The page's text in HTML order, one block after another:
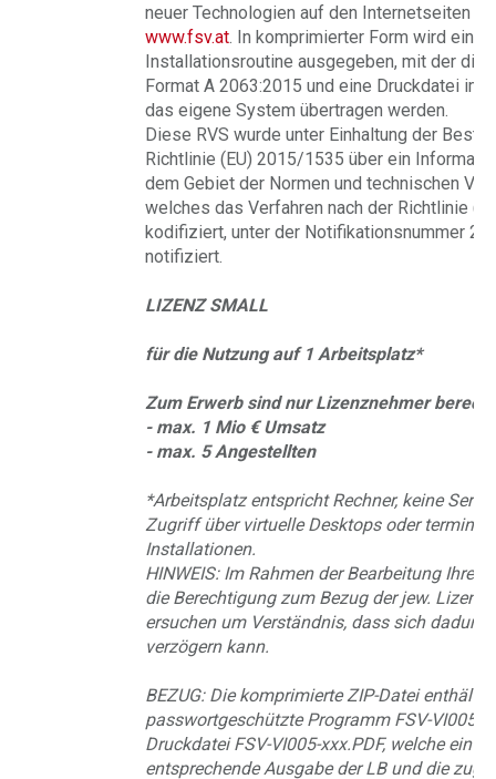
neuer Technologien auf den Internetseiten
www.fsv.at. In komprimierter Form wird eine
Installationsroutine ausgegeben, mit der die
Format A 2063:2015 und eine Druckdatei im
das eigene System übertragen werden.
Diese RVS wurde unter Einhaltung der
Richtlinie (EU) 2015/1535 über ein
dem Gebiet der Normen und technischen
welches das Verfahren nach der Richtlinie
kodifiziert, unter der Notifikationsnummer
notifiziert.
LIZENZ SMALL
für die Nutzung auf 1 Arbeitsplatz*
Zum Erwerb sind nur Lizenznehmer
- max. 1 Mio € Umsatz
- max. 5 Angestellten
*Arbeitsplatz entspricht Rechner, keine
Zugriff über virtuelle Desktops oder
Installationen.
HINWEIS: Im Rahmen der Bearbeitung Ihrer
die Berechtigung zum Bezug der jew. Lizenz
ersuchen um Verständnis, dass sich
verzögern kann.
BEZUG: Die komprimierte ZIP-Datei enthält
passwortgeschützte Programm FSV-VI005-
Druckdatei FSV-VI005-xxx.PDF, welche ein
entsprechende Ausgabe der LB und die